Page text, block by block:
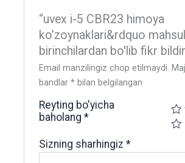
“uvex i-5 CBR23 himoya
ko’zoynaklari&rdquo
birinchilardan bo'lib fikr
Email manzilingiz chop etilmaydi.
bandlar* bilan belgilangan
Reyting bo'yicha
baholang*
Sizning sharhingiz*